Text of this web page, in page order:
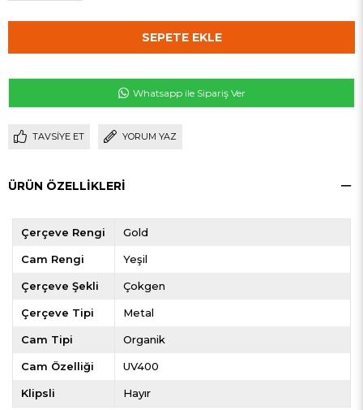
Whatsapp ile Sipariş Ver
TAVSIYE ET YORUM YAZ
ÜRÜN ÖZELLIKLERI
Çerçeve Rengi Gold
Cam Rengi Yeşil
Çerçeve Şekli Çokgen
Çerçeve Tipi Metal
Cam Tipi Organik
Cam Özelliği UV400
Klipsli Hayır